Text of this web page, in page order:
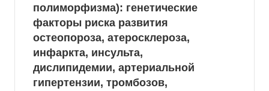
полиморфизма): генетические
факторы риска развития
остеопороза, атеросклероза,
инфаркта, инсульта,
дислипидемии, артериальной
гипертензии, тромбозов,